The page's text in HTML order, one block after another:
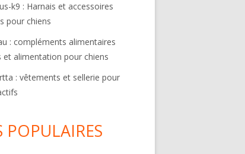
k9 : Harnais et accessoires
pour chiens
: compléments alimentaires
et alimentation pour chiens
: vêtements et sellerie pour
POPULAIRES